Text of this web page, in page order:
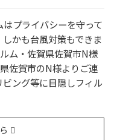
プライバシーを守って
かも台風対策もできま
ム・佐賀県佐賀市N様
佐賀市のN様よりご連
ング等に目隠しフィル